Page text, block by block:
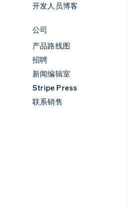
开发人员博客
公司
产品路线图
招聘
新闻编辑室
Stripe Press
联系销售